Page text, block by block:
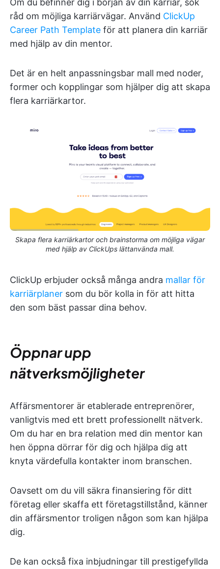
Om du befinner dig i början av din karriär, sök
råd om möjliga karriärvägar. Använd ClickUp
Career Path Template för att planera din karriär
med hjälp av din mentor.
Det är en helt anpassningsbar mall med noder,
former och kopplingar som hjälper dig att skapa
flera karriärkartor.
Skapa flera karriärkartor och brainstorma om möjliga vägar
med hjälp av ClickUps lättanvända mall.
ClickUp erbjuder också många andra mallar för
karriärplaner som du bör kolla in för att hitta
den som bäst passar dina behov.
Öppnar upp
nätverksmöjligheter
Affärsmentorer är etablerade entreprenörer,
vanligtvis med ett brett professionellt nätverk.
Om du har en bra relation med din mentor kan
hen öppna dörrar för dig och hjälpa dig att
knyta värdefulla kontakter inom branschen.
Oavsett om du vill säkra finansiering för ditt
företag eller skaffa ett företagstillstånd, känner
din affärsmentor troligen någon som kan hjälpa
dig.
De kan också fixa inbjudningar till prestigefyllda